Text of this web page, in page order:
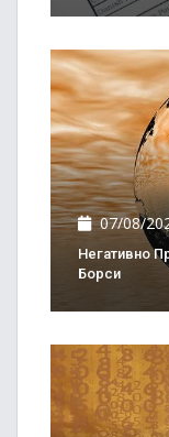
07/08/
Негативно
Борси